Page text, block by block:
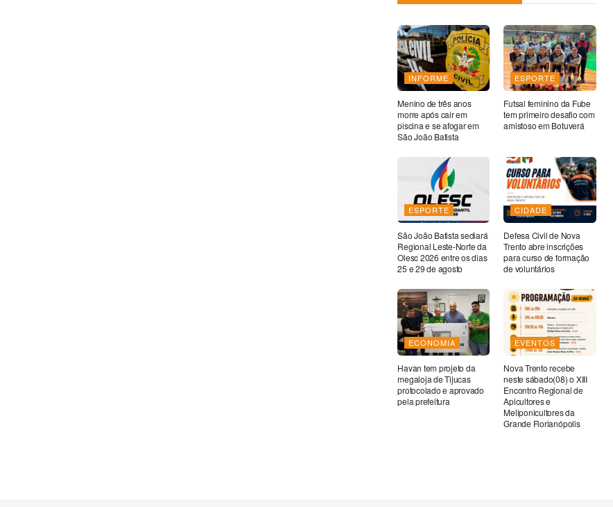
INFORME
Menino de três anos
morre após cair em
piscina e se afogar em
São João Batista
ESPORTE
Futsal feminino da Fube
tem primeiro desafio com
amistoso em Botuverá
ESPORTE
São João Batista sediará
Regional Leste-Norte da
Olesc 2026 entre os dias
25 e 29 de agosto
CIDADE
Defesa Civil de Nova
Trento abre inscrições
para curso de formação
de voluntários
ECONOMIA
Havan tem projeto da
megaloja de Tijucas
protocolado e aprovado
pela prefeitura
EVENTOS
Nova Trento recebe
neste sábado(08) o XIII
Encontro Regional de
Apicultores e
Meliponicultores da
Grande Florianópolis